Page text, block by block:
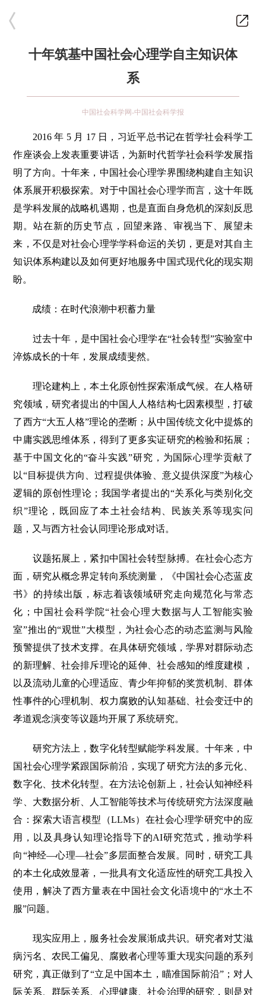
十年筑基中国社会心理学自主知识体
系
中国社会科学网-中国社会科学报
2016 年 5 月 17 日，习近平总书记在哲学社会科学工
作座谈会上发表重要讲话，为新时代哲学社会科学发展指
明了方向。十年来，中国社会心理学界围绕构建自主知识
体系展开积极探索。对于中国社会心理学而言，这十年既
是学科发展的战略机遇期，也是直面自身危机的深刻反思
期。站在新的历史节点，回望来路、审视当下、展望未
来，不仅是对社会心理学学科命运的关切，更是对其自主
知识体系构建以及如何更好地服务中国式现代化的现实期
盼。
成绩：在时代浪潮中积蓄力量
过去十年，是中国社会心理学在“社会转型”实验室中
淬炼成长的十年，发展成绩斐然。
理论建构上，本土化原创性探索渐成气候。在人格研
究领域，研究者提出的中国人人格结构七因素模型，打破
了西方“大五人格”理论的垄断；从中国传统文化中提炼的
中庸实践思维体系，得到了更多实证研究的检验和拓展；
基于中国文化的“奋斗实践”研究，为国际心理学贡献了
以“目标提供方向、过程提供体验、意义提供深度”为核心
逻辑的原创性理论；我国学者提出的“关系化与类别化交
织”理论，既回应了本土社会结构、民族关系等现实问
题，又与西方社会认同理论形成对话。
议题拓展上，紧扣中国社会转型脉搏。在社会心态方
面，研究从概念界定转向系统测量，《中国社会心态蓝皮
书》的持续出版，标志着该领域研究走向规范化与常态
化；中国社会科学院“社会心理大数据与人工智能实验
室”推出的“观世”大模型，为社会心态的动态监测与风险
预警提供了技术支撑。在具体研究领域，学界对群际动态
的新理解、社会排斥理论的延伸、社会感知的维度建模，
以及流动儿童的心理适应、青少年抑郁的奖赏机制、群体
性事件的心理机制、权力腐败的认知基础、社会变迁中的
孝道观念演变等议题均开展了系统研究。
研究方法上，数字化转型赋能学科发展。十年来，中
国社会心理学紧跟国际前沿，实现了研究方法的多元化、
数字化、技术化转型。在方法论创新上，社会认知神经科
学、大数据分析、人工智能等技术与传统研究方法深度融
合：探索大语言模型（LLMs）在社会心理学研究中的应
用，以及具身认知理论指导下的AI研究范式，推动学科
向“神经—心理—社会”多层面整合发展。同时，研究工具
的本土化成效显著，一批具有文化适应性的研究工具投入
使用，解决了西方量表在中国社会文化语境中的“水土不
服”问题。
现实应用上，服务社会发展渐成共识。研究者对艾滋
病污名、农民工偏见、腐败者心理等重大现实问题的系列
研究，真正做到了“立足中国本土，瞄准国际前沿”；对人
际关系、群际关系、心理健康、社会治理的研究，则是对